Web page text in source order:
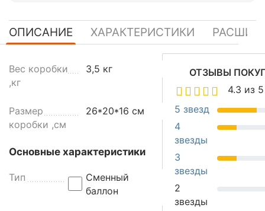
ОПИСАНИЕ ХАРАКТЕРИСТИКИ
М
е
т
а
р
м
Вес коробки
,кг
3,5 кг
Размер
коробки ,см
26*20*16 см
Основные характеристики
Тип
Сменный
баллон
ОТЗЫВЫ
4.3 из 5
5 звезд
4
звезды
3
звезды
2
звезды